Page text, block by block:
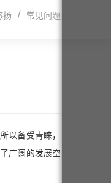
扬 常见问题
以备受青睐，
广阔的发展空